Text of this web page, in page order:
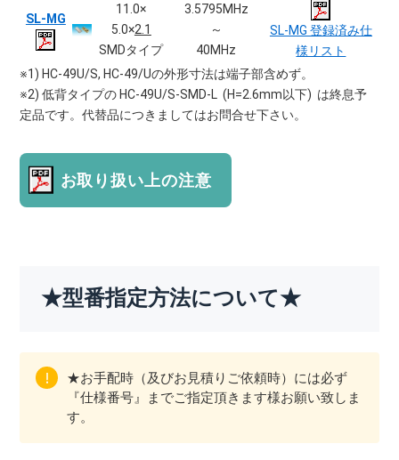
SL-MG
11.0×
5.0×2.1
SMDタイプ
3.5795MHz
～
40MHz
SL-MG 登録済み仕
様リスト
※1) HC-49U/S, HC-49/Uの外形寸法は端子部含めず。
※2) 低背タイプの HC-49U/S-SMD-L (H=2.6mm以下) は終息予
定品です。代替品につきましてはお問合せ下さい。
お取り扱い上の注意
★型番指定方法について★
★お手配時（及びお見積りご依頼時）には必ず
『仕様番号』までご指定頂きます様お願い致しま
す。